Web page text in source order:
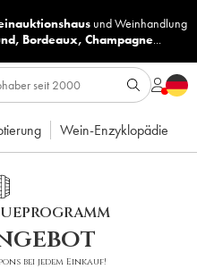
undWeinhandlung
, Bordeaux, Champagne...
Wein-Enzyklopädie
bei jedem Einkauf!